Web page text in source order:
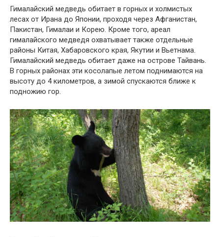
Гималайский медведь обитает в горных и холмистых
лесах от Ирана до Японии, проходя через Афганистан,
Пакистан, Гималаи и Корею. Кроме того, ареал
гималайского медведя охватывает также отдельные
районы Китая, Хабаровского края, Якутии и Вьетнама.
Гималайский медведь обитает даже на острове Тайвань.
В горных районах эти косолапые летом поднимаются на
высоту до 4 километров, а зимой спускаются ближе к
подножию гор.